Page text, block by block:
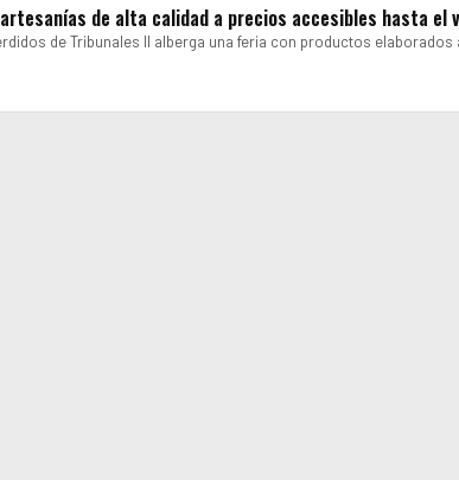
de alta calidad a precios accesibles hasta el
de Tribunales II alberga una feria con productos